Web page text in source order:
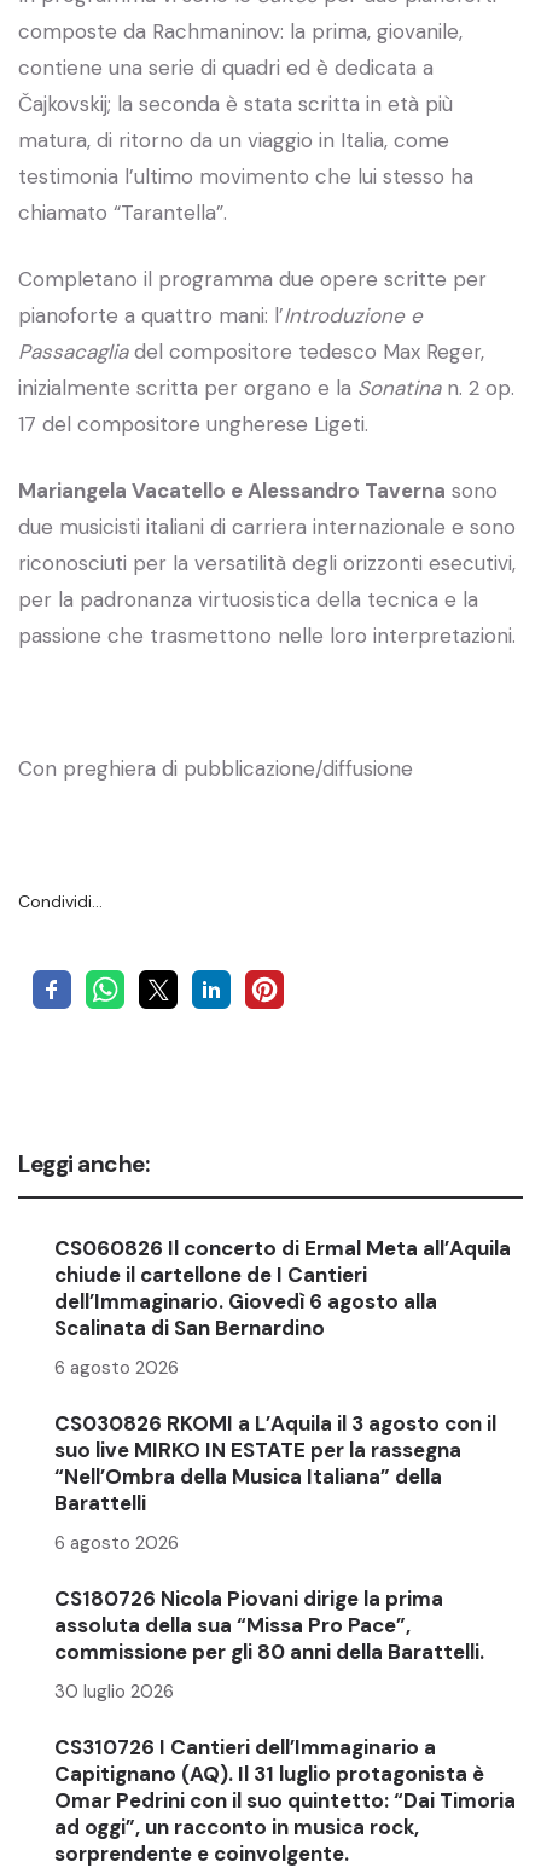
composte da Rachmaninov: la prima, giovanile,
contiene una serie di quadri ed è dedicata a
Čajkovskij; la seconda è stata scritta in età più
matura, di ritorno da un viaggio in Italia, come
testimonia l’ultimo movimento che lui stesso ha
chiamato “Tarantella”.
Completano il programma due opere scritte per
pianoforte a quattro mani: l’Introduzione e
Passacagliadel compositore tedesco Max Reger,
inizialmente scritta per organo e la Sonatinan. 2 op.
17 del compositore ungherese Ligeti.
Mariangela Vacatello e Alessandro Taverna sono
due musicisti italiani di carriera internazionale e sono
riconosciuti per la versatilità degli orizzonti esecutivi,
per la padronanza virtuosistica della tecnica e la
passione che trasmettono nelle loro interpretazioni.
Con preghiera di pubblicazione/diffusione
Condividi…
Leggi anche:
CS060826 Il concerto di Ermal Meta all’Aquila
chiude il cartellone de I Cantieri
dell’Immaginario. Giovedì 6 agosto alla
Scalinata di San Bernardino
6 agosto 2026
CS030826 RKOMI a L’Aquila il 3 agosto con il
suo live MIRKO IN ESTATE per la rassegna
“Nell’Ombra della Musica Italiana” della
Barattelli
6 agosto 2026
CS180726 Nicola Piovani dirige la prima
assoluta della sua “Missa Pro Pace”,
commissione per gli 80 anni della Barattelli.
30 luglio 2026
CS310726 I Cantieri dell’Immaginario a
Capitignano (AQ). Il 31 luglio protagonista è
Omar Pedrini con il suo quintetto: “Dai Timoria
ad oggi”, un racconto in musica rock,
sorprendente e coinvolgente.